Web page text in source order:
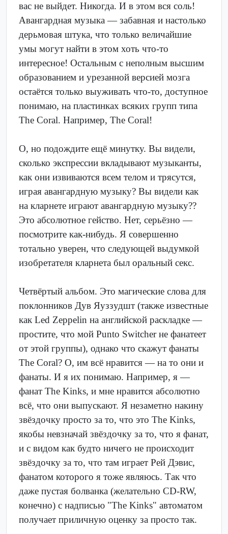
вас не выйдет. Никогда. И в этом вся соль!
Авангардная музыка — забавная и настолько
дерьмовая штука, что только величайшие
умы могут найти в этом хоть что-то
интересное! Остальным с неполным высшим
образованием и урезанной версией мозга
остаётся только выуживать что-то, доступное
понимаю, на пластинках всяких групп типа
The Coral. Например, The Coral!
О, но подождите ещё минутку. Вы видели,
сколько экспрессии вкладывают музыканты,
как они извиваются всем телом и трясутся,
играя авангардную музыку? Вы видели как
на кларнете играют авангардную музыку??
Это абсолютное гейство. Нет, серьёзно —
посмотрите как-нибудь. Я совершенно
тотально уверен, что следующей выдумкой
изобретателя кларнета был оральный секс.
Четвёртый альбом. Это магические слова для
поклонников Дув Яуззудшт (также известные
как Led Zeppelin на английской раскладке —
простите, что мой Punto Switcher не фанатеет
от этой группы), однако что скажут фанаты
The Coral? О, им всё нравится — на то они и
фанаты. И я их понимаю. Например, я —
фанат The Kinks, и мне нравится абсолютно
всё, что они выпускают. Я незаметно накину
звёздочку просто за то, что это The Kinks,
якобы невзначай звёздочку за то, что я фанат,
и с видом как будто ничего не происходит
звёздочку за то, что там играет Рей Дэвис,
фанатом которого я тоже являюсь. Так что
даже пустая болванка (желательно CD-RW,
конечно) с надписью "The Kinks" автоматом
получает приличную оценку за просто так.